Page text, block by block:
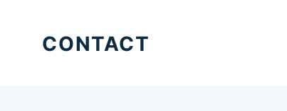
CONTACT